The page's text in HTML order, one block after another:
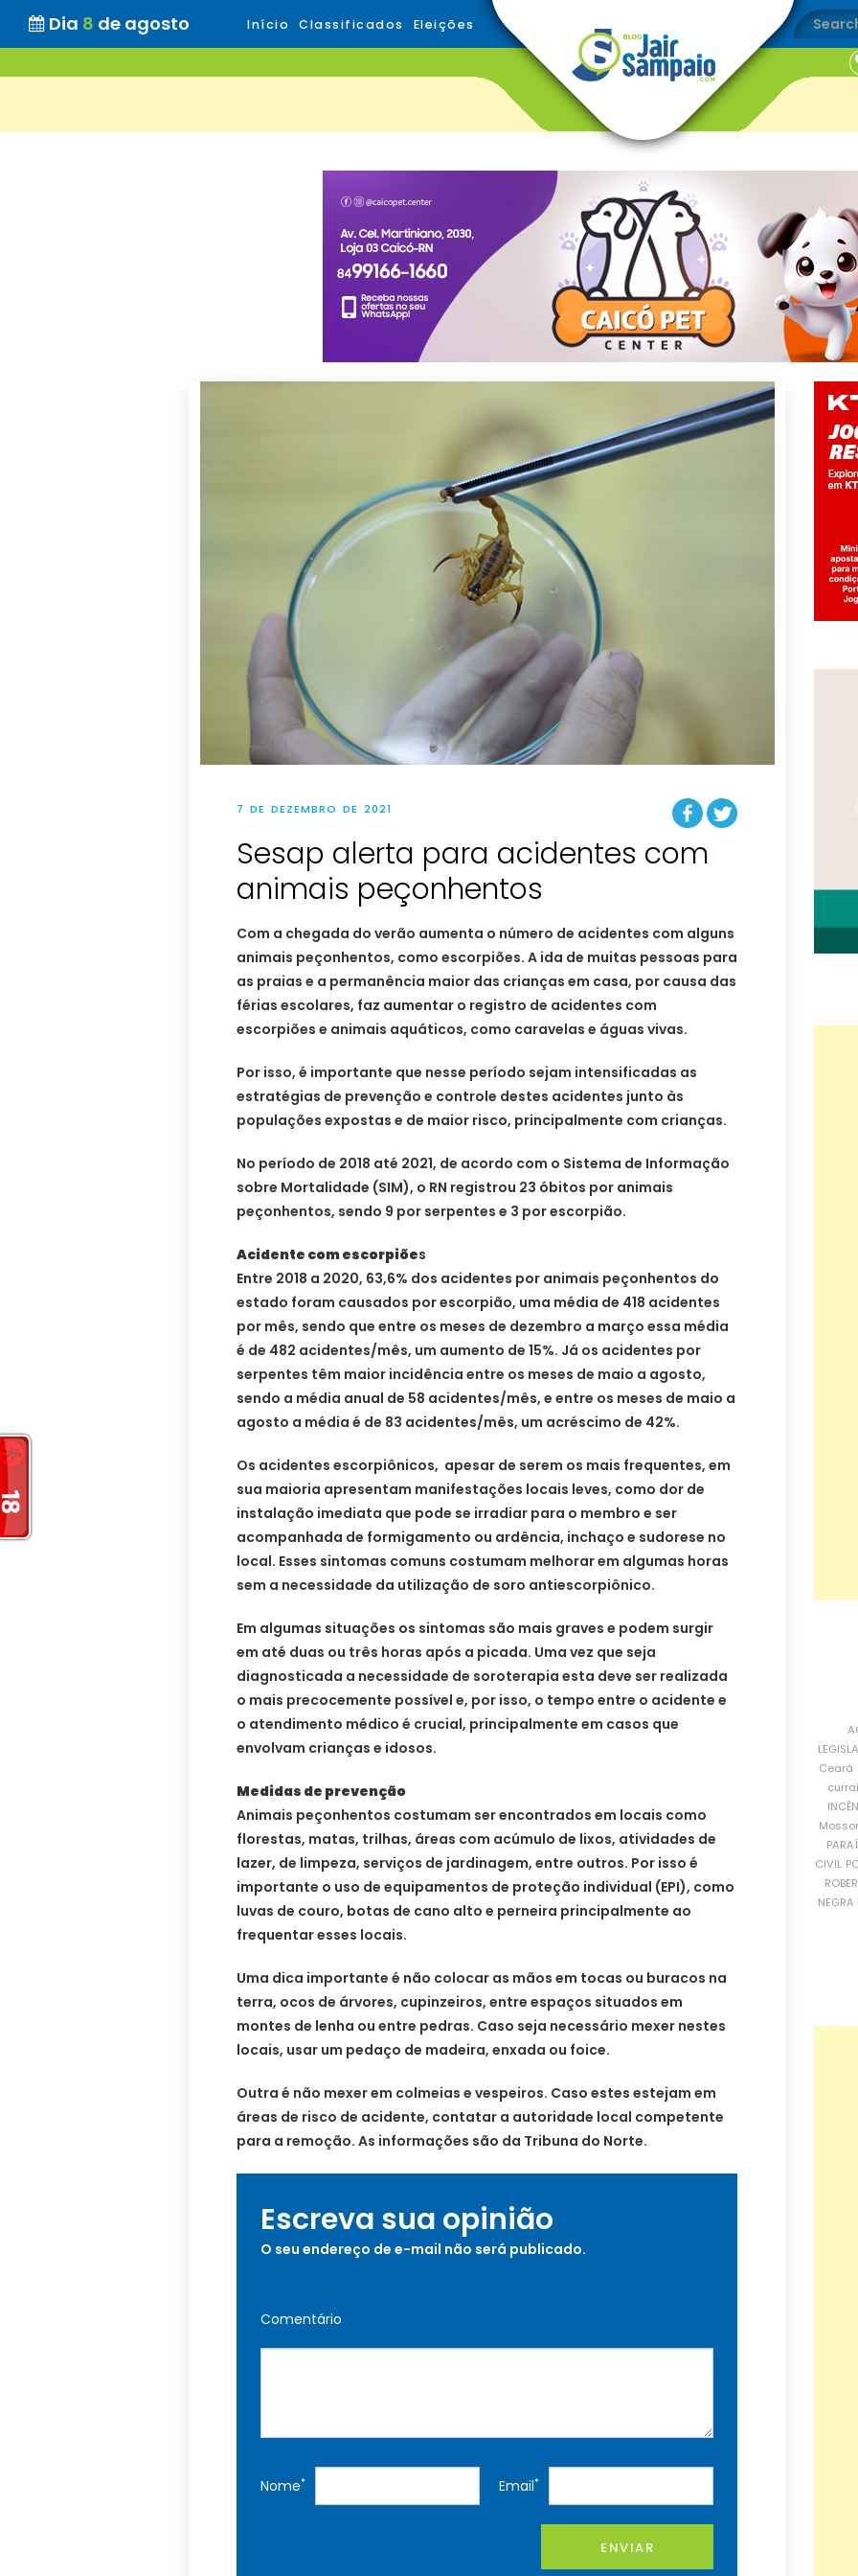
Dia 8 de agosto Início Classificados Eleições
7 DE DEZEMBRO DE 2021
Sesap alerta para acidentes com
animais peçonhentos
Com a chegada do verão aumenta o número de acidentes com alguns
animais peçonhentos, como escorpiões. A ida de muitas pessoas para
as praias e a permanência maior das crianças em casa, por causa das
férias escolares, faz aumentar o registro de acidentes com
escorpiões e animais aquáticos, como caravelas e águas vivas.
Por isso, é importante que nesse período sejam intensificadas as
estratégias de prevenção e controle destes acidentes junto às
populações expostas e de maior risco, principalmente com crianças.
No período de 2018 até 2021, de acordo com o Sistema de Informação
sobre Mortalidade (SIM), o RN registrou 23 óbitos por animais
peçonhentos, sendo 9 por serpentes e 3 por escorpião.
Acidente com escorpiões
Entre 2018 a 2020, 63,6% dos acidentes por animais peçonhentos do
estado foram causados por escorpião, uma média de 418 acidentes
por mês, sendo que entre os meses de dezembro a março essa média
é de 482 acidentes/mês, um aumento de 15%. Já os acidentes por
serpentes têm maior incidência entre os meses de maio a agosto,
sendo a média anual de 58 acidentes/mês, e entre os meses de maio a
agosto a média é de 83 acidentes/mês, um acréscimo de 42%.
Os acidentes escorpiônicos, apesar de serem os mais frequentes, em
sua maioria apresentam manifestações locais leves, como dor de
instalação imediata que pode se irradiar para o membro e ser
acompanhada de formigamento ou ardência, inchaço e sudorese no
local. Esses sintomas comuns costumam melhorar em algumas horas
sem a necessidade da utilização de soro antiescorpiônico.
Em algumas situações os sintomas são mais graves e podem surgir
em até duas ou três horas após a picada. Uma vez que seja
diagnosticada a necessidade de soroterapia esta deve ser realizada
o mais precocemente possível e, por isso, o tempo entre o acidente e
o atendimento médico é crucial, principalmente em casos que
envolvam crianças e idosos.
Medidas de prevenção
Animais peçonhentos costumam ser encontrados em locais como
florestas, matas, trilhas, áreas com acúmulo de lixos, atividades de
lazer, de limpeza, serviços de jardinagem, entre outros. Por isso é
importante o uso de equipamentos de proteção individual (EPI), como
luvas de couro, botas de cano alto e perneira principalmente ao
frequentar esses locais.
Uma dica importante é não colocar as mãos em tocas ou buracos na
terra, ocos de árvores, cupinzeiros, entre espaços situados em
montes de lenha ou entre pedras. Caso seja necessário mexer nestes
locais, usar um pedaço de madeira, enxada ou foice.
Outra é não mexer em colmeias e vespeiros. Caso estes estejam em
áreas de risco de acidente, contatar a autoridade local competente
para a remoção. As informações são da Tribuna do Norte.
Escreva sua opinião
O seu endereço de e-mail não será publicado.
Comentário
Nome* Email*
ENVIAR
Ceará
CIVIL
NEGRA